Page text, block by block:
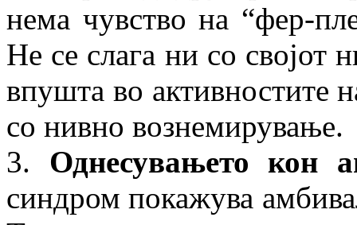
нема чувство на “фер-
Не се слага ни со својот
впушта во активностите
со нивно вознемирување.
3. Однесувањето кон
синдром покажува